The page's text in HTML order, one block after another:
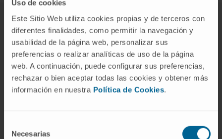
Uso de cookies
Este Sitio Web utiliza cookies propias y de terceros con
diferentes finalidades, como permitir la navegación y
usabilidad de la página web, personalizar sus
preferencias o realizar analíticas de uso de la página
web. A continuación, puede configurar sus preferencias,
rechazar o bien aceptar todas las cookies y obtener más
información en nuestra Política de Cookies.
Necesarias
La radioterapia más precisa
contra el tumor
La tecnología de la Unidad de Protonterapia permite
tumor ajustando la dosis con máxima precisión y
verificar diariamente la posición exacta del tumor